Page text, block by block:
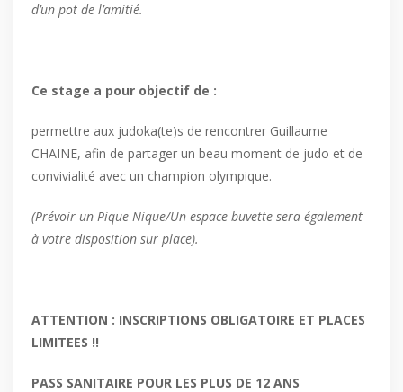
d’un pot de l’amitié.
Ce stage a pour objectif de :
permettre aux judoka(te)s de rencontrer Guillaume
CHAINE, afin de partager un beau moment de judo et de
convivialité avec un champion olympique.
(Prévoir un Pique-Nique/Un espace buvette sera également
à votre disposition sur place).
ATTENTION : INSCRIPTIONS OBLIGATOIRE ET PLACES
LIMITEES !!
PASS SANITAIRE POUR LES PLUS DE 12 ANS